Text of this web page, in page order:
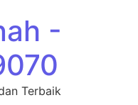
-
Terbaik